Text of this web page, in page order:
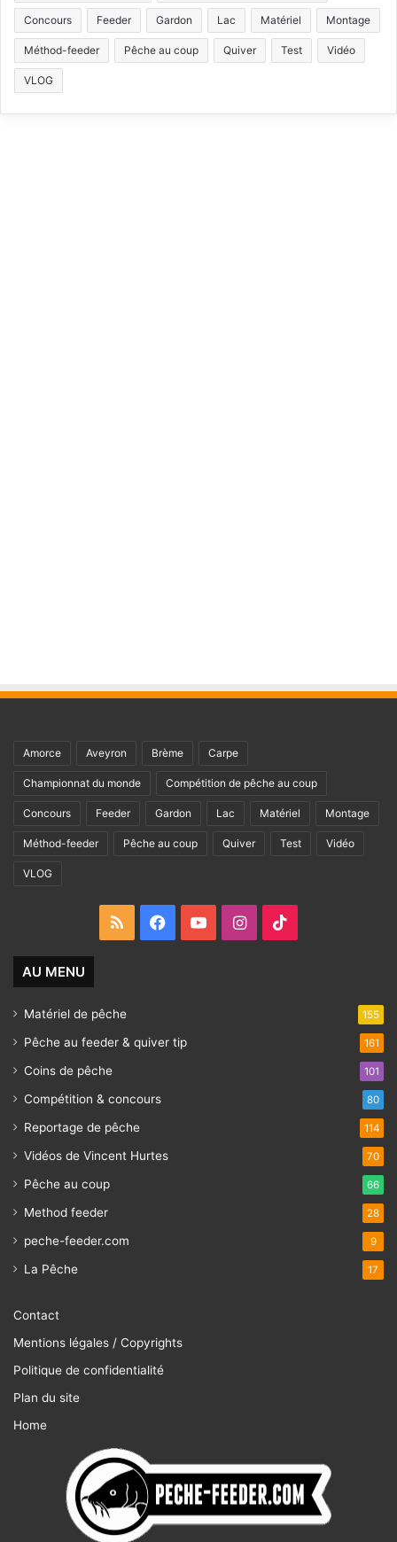
b
o
g
o
k
Concours Feeder Gardon Lac Matériel Montage
Méthod-feeder Pêche au coup Quiver Test Vidéo
VLOG
Amorce Aveyron Brème Carpe
Championnat du monde Compétition de pêche au coup
Concours Feeder Gardon Lac Matériel Montage
Méthod-feeder Pêche au coup Quiver Test Vidéo
VLOG
RSS FacebookYouTubeInstagram
AU MENU
Matériel de pêche 155
Pêche au feeder & quiver tip 161
Coins de pêche 101
Compétition & concours 80
Reportage de pêche 114
Vidéos de Vincent Hurtes 70
Pêche au coup 66
Method feeder 28
peche-feeder.com 9
La Pêche 17
Contact
Mentions légales / Copyrights
Politique de confidentialité
Plan du site
Home